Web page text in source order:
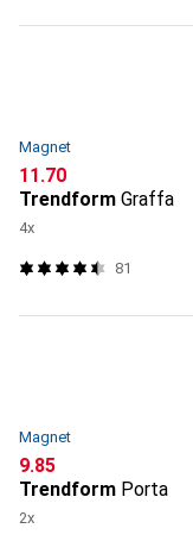
Magnet
CHF
11.70
Trendform Graffa
4x
81
Magnet
CHF
9.85
Trendform Porta
2x